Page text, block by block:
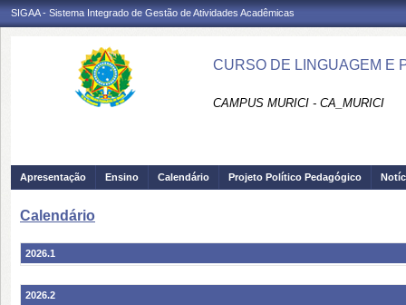
SIGAA - Sistema Integrado de Gestão de Atividades Acadêmicas
CURSO DE LINGUAGEM E
CAMPUS MURICI - CA_MURICI
Apresentação Ensino Calendário Projeto Político Pedagógico
Calendário
2026.1
2026.2